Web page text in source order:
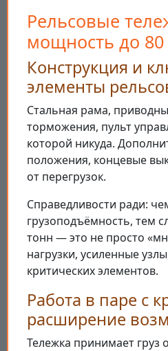
Рельсовые
мощность до 80
Конструкция и
элементы
Стальная рама,
торможения, пульт
которой никуда.
положения, концевые
от перегрузок.
Справедливости ради:
грузоподъёмность, тем
тонн — это не просто
нагрузки, усиленные
критических элементов.
Работа в паре с
расширение
Тележка принимает груз